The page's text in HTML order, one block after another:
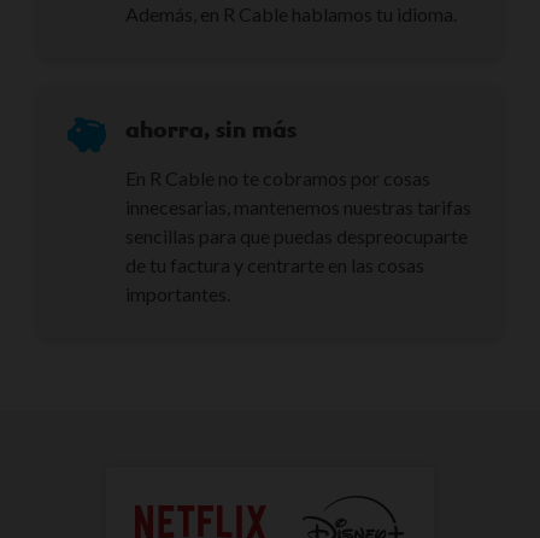
Además, en R Cable hablamos tu idioma.
ahorra, sin más
En R Cable no te cobramos por cosas
innecesarias, mantenemos nuestras tarifas
sencillas para que puedas despreocuparte
de tu factura y centrarte en las cosas
importantes.